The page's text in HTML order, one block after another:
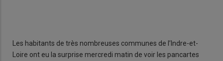
Les habitants de très nombreuses communes de l’Indre-et-
Loire ont eu la surprise mercredi matin de voir les pancartes